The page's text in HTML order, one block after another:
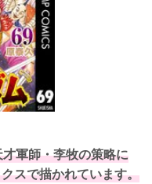
軍師・李牧の策略に
スで描かれています。